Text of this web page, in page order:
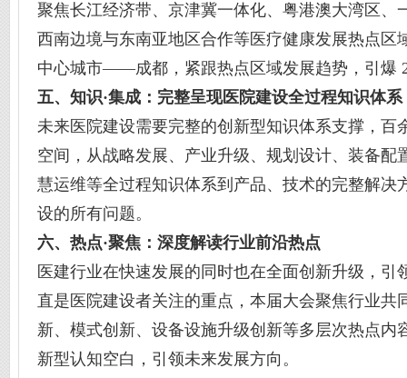
聚焦长江经济带、京津冀一体化、粤港澳大湾区、
西南边境与东南亚地区合作等医疗健康发展热点区
中心城市——成都，紧跟热点区域发展趋势，引爆
五、知识·集成：完整呈现医院建设全过程知识体系
未来医院建设需要完整的创新型知识体系支撑，百
空间，从战略发展、产业升级、规划设计、装备配
慧运维等全过程知识体系到产品、技术的完整解决
设的所有问题。
六、热点·聚焦：深度解读行业前沿热点
医建行业在快速发展的同时也在全面创新升级，引
直是医院建设者关注的重点，本届大会聚焦行业共
新、模式创新、设备设施升级创新等多层次热点内
新型认知空白，引领未来发展方向。